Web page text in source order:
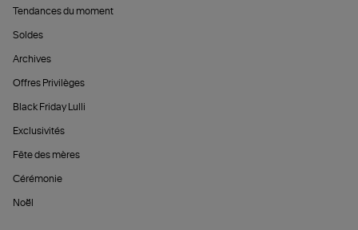
Tendances du moment
Soldes
Archives
Offres Privilèges
Black Friday Lulli
Exclusivités
Fête des mères
Cérémonie
Noël